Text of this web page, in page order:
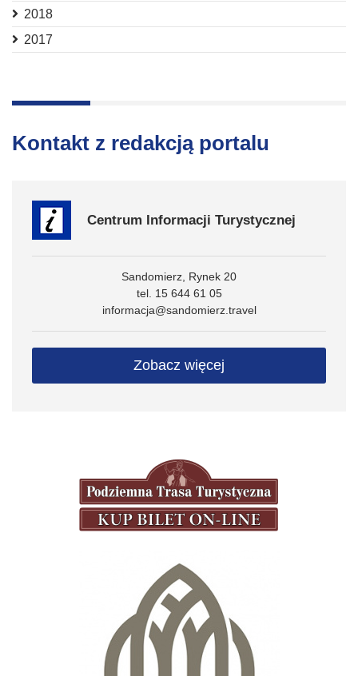
2018
2017
Kontakt z redakcją portalu
Centrum Informacji Turystycznej
Sandomierz, Rynek 20
tel. 15 644 61 05
informacja@sandomierz.travel
Zobacz więcej